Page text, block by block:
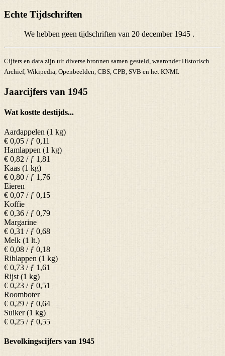
Echte Tijdschriften
We hebben geen tijdschriften van 20 december 1945 .
Cijfers en data zijn uit diverse bronnen samen gesteld, waaronder Historisch
Archief, Wikipedia, Openbeelden, CBS, CPB, SVB en het KNMI.
Jaarcijfers van 1945
Wat kostte destijds...
Aardappelen (1 kg)
€ 0,05 / ƒ 0,11
Hamlappen (1 kg)
€ 0,82 / ƒ 1,81
Kaas (1 kg)
€ 0,80 / ƒ 1,76
Eieren
€ 0,07 / ƒ 0,15
Koffie
€ 0,36 / ƒ 0,79
Margarine
€ 0,31 / ƒ 0,68
Melk (1 lt.)
€ 0,08 / ƒ 0,18
Riblappen (1 kg)
€ 0,73 / ƒ 1,61
Rijst (1 kg)
€ 0,23 / ƒ 0,51
Roomboter
€ 0,29 / ƒ 0,64
Suiker (1 kg)
€ 0,25 / ƒ 0,55
Bevolkingscijfers van 1945